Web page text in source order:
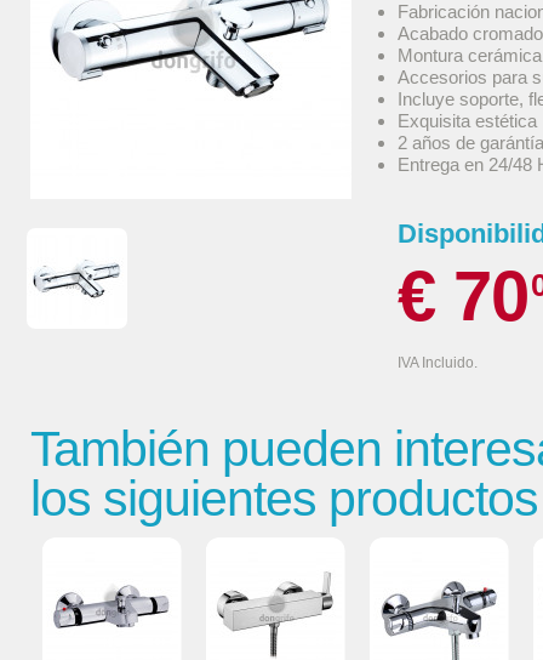
Fabricación
Acabado cromado
Montura cerámica
Accesorios para
Incluye soporte,
Exquisita estética
2 años de garántía
Entrega en 24/48
€ 70
IVA Incluido.
También pueden
los siguientes productos